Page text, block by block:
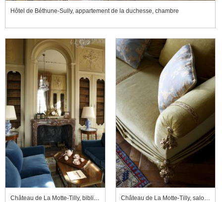
Hôtel de Béthune-Sully, appartement de la duchesse, chambre
Château de La Motte-Tilly, bibliothèque Château de La Motte-Tilly, salon bleu